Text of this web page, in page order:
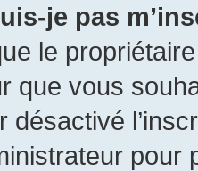
je pas
le
que vous
désactivé